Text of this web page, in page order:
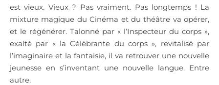
est vieux. Vieux ? Pas vraiment. Pas longtemps ! La
mixture magique du Cinéma et du théâtre va opérer,
et le régénérer. Talonné par « l‘Inspecteur du corps »,
exalté par « la Célébrante du corps », revitalisé par
l’imaginaire et la fantaisie, il va retrouver une nouvelle
jeunesse en s’inventant une nouvelle langue. Entre
autre.